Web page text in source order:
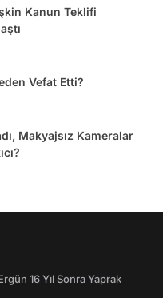
Kanun Teklifi
Vefat Etti?
Makyajsız Kameralar
16 Yıl Sonra Yaprak